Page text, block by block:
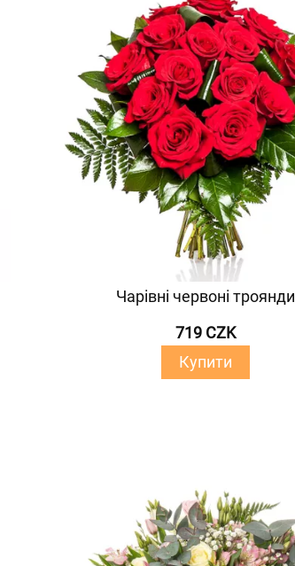
Чарівні червоні троянди
719 CZK
Купити